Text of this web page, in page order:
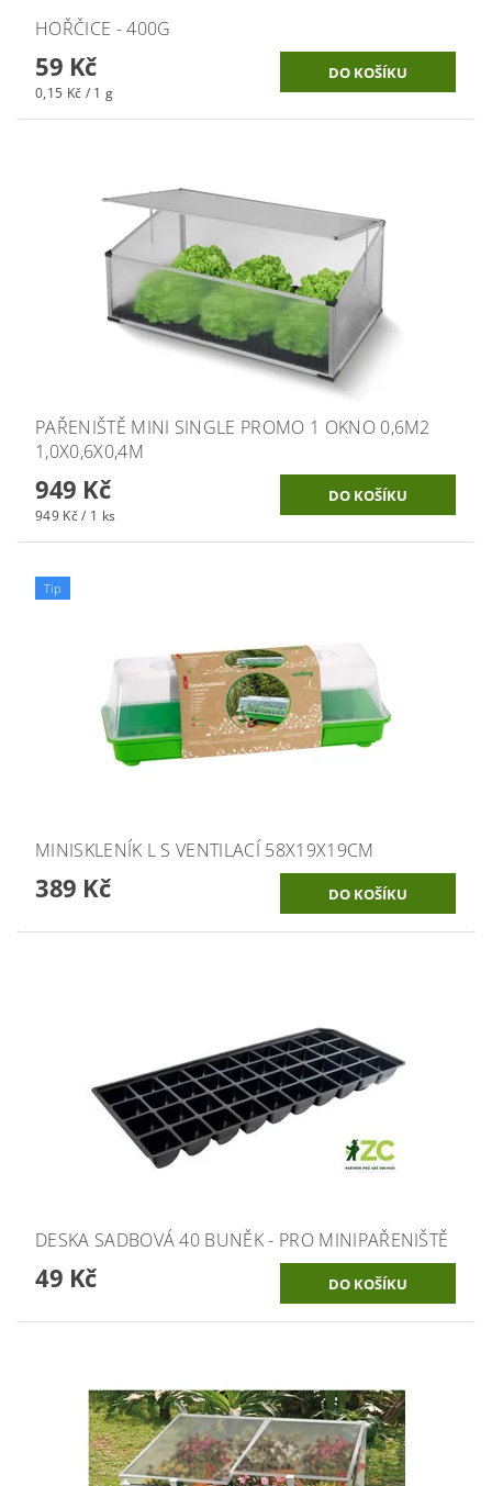
HOŘČICE - 400G
59 Kč
0,15 Kč / 1 g
PAŘENIŠTĚ MINI SINGLE PROMO 1 OKNO 0,6M2
1,0X0,6X0,4M
949 Kč
949 Kč / 1 ks
Tip
MINISKLENÍK L S VENTILACÍ 58X19X19CM
389 Kč
DESKA SADBOVÁ 40 BUNĚK - PRO MINIPAŘENIŠTĚ
49 Kč